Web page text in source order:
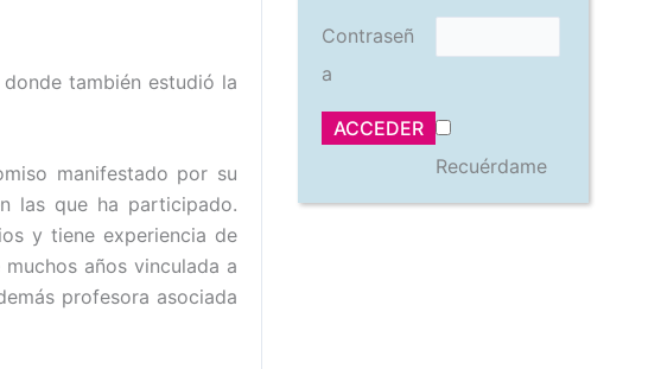
también estudió la
manifestado por su
las que ha participado.
y tiene experiencia de
años vinculada a
profesora asociada
Contraseñ
a
Recuérdame